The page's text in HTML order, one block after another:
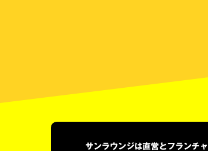
サンラウンジは直営とフランチ